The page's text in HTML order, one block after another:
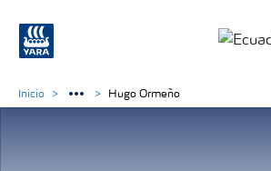
Inicio Hugo Ormeño